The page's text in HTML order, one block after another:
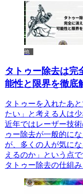
他
タトゥー除去は完
能性と限界を徹底
タトゥーを入れたあ
たい」と考える人は少
近年ではレーザー技
ゥー除去が一般的に
が、多くの人が気に
えるのか」という点
タトゥー除去の仕組